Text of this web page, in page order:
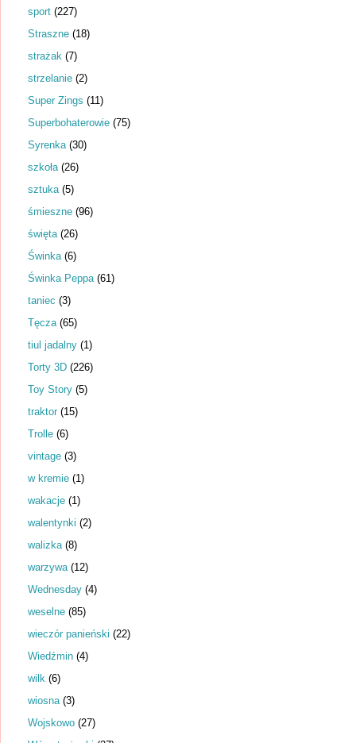
sport (227)
Straszne (18)
strażak (7)
strzelanie (2)
Super Zings (11)
Superbohaterowie (75)
Syrenka (30)
szkoła (26)
sztuka (5)
śmieszne (96)
święta (26)
Świnka (6)
Świnka Peppa (61)
taniec (3)
Tęcza (65)
tiul jadalny (1)
Torty 3D (226)
Toy Story (5)
traktor (15)
Trolle (6)
vintage (3)
w kremie (1)
wakacje (1)
walentynki (2)
walizka (8)
warzywa (12)
Wednesday (4)
weselne (85)
wieczór panieński (22)
Wiedźmin (4)
wilk (6)
wiosna (3)
Wojskowo (27)